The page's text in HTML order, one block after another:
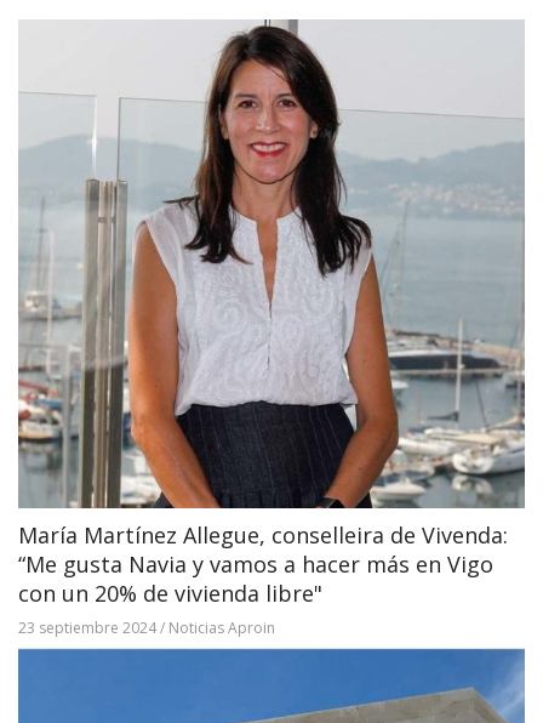
María Martínez Allegue, conselleira de Vivenda:
“Me gusta Navia y vamos a hacer más en Vigo
con un 20% de vivienda libre"
23 septiembre 2024/ Noticias Aproin